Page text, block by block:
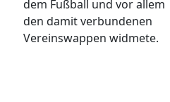
dem Fußball und vor allem
den damit verbundenen
Vereinswappen widmete.